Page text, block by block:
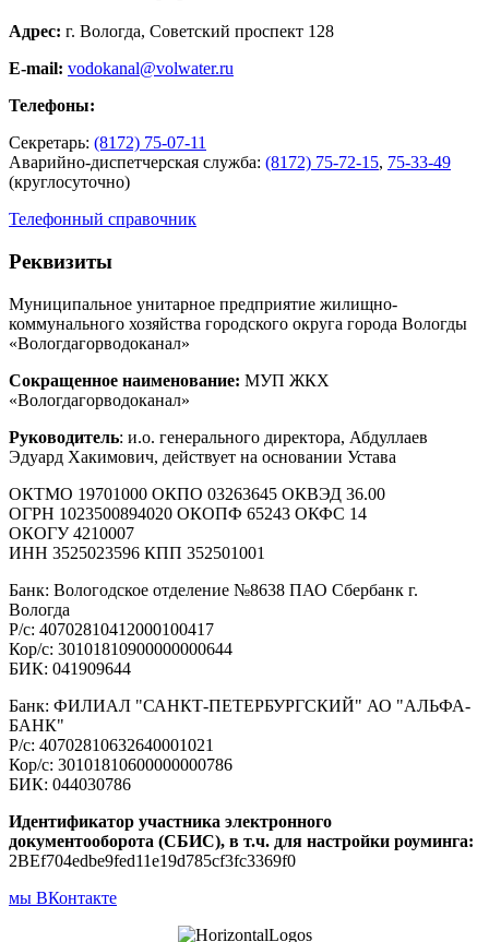
Адрес: г. Вологда, Советский проспект 128
E-mail: vodokanal@volwater.ru
Телефоны:
Секретарь: (8172) 75-07-11
Аварийно-диспетчерская служба: (8172) 75-72-15, 75-33-49
(круглосуточно)
Телефонный справочник
Реквизиты
Муниципальное унитарное предприятие жилищно-
коммунального хозяйства городского округа города Вологды
«Вологдагорводоканал»
Сокращенное наименование: МУП ЖКХ
«Вологдагорводоканал»
Руководитель: и.о. генерального директора, Абдуллаев
Эдуард Хакимович, действует на основании Устава
ОКТМО 19701000 ОКПО 03263645 ОКВЭД 36.00
ОГРН 1023500894020 ОКОПФ 65243 ОКФС 14
ОКОГУ 4210007
ИНН 3525023596 КПП 352501001
Банк: Вологодское отделение №8638 ПАО Сбербанк г.
Вологда
Р/с: 40702810412000100417
Кор/с: 30101810900000000644
БИК: 041909644
Банк: ФИЛИАЛ "САНКТ-ПЕТЕРБУРГСКИЙ" АО "АЛЬФА-
БАНК"
Р/с: 40702810632640001021
Кор/с: 30101810600000000786
БИК: 044030786
Идентификатор участника электронного
документооборота (СБИС), в т.ч. для настройки роуминга:
2BEf704edbe9fed11e19d785cf3fc3369f0
мы ВКонтакте